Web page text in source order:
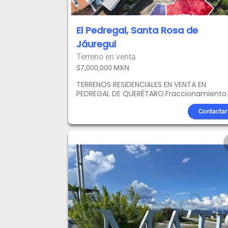
El Pedregal, Santa Rosa de
Jáuregui
Terreno en venta
$7,000,000 MXN
TERRENOS RESIDENCIALES EN VENTA EN
PEDREGAL DE QUERÉTARO.Fraccionamiento
privado en el centro de la ciudad de
Querétaro con vigilancia 247.Su excelente
ubicación ofrece infinidad de servicios
comoPlaza del ParquePlaza
BulevaresCorredor Álamos Polanquito con
toda clase restaurantes y cafeterías
Librerías,Colegio ÁlamosUniversidad Libre de
DerechoUniversidad MaristaTec de
MonterreyClub deportivoTiendas
departamentalesComercial Mexicana
ÁlamosCostcoHEBInstituciones bancarias
entre otros.Acceso inmediato a Boulevard
Bernardo Quintana una de las principales
vialidades que conecta a toda la ciudad.
Contactar